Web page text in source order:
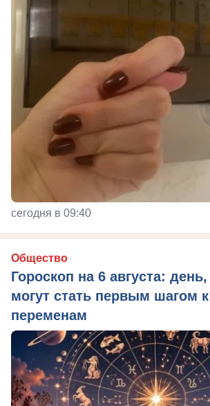
сегодня в 09:40
Общество
Гороскоп на 6 августа:
могут стать первым шагом
переменам